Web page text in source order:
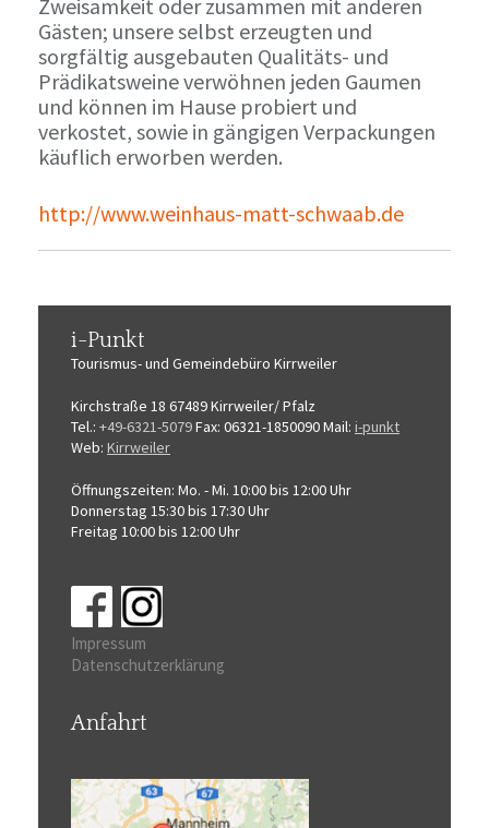
Zweisamkeit oder zusammen mit anderen
Gästen; unsere selbst erzeugten und
sorgfältig ausgebauten Qualitäts- und
Prädikatsweine verwöhnen jeden Gaumen
und können im Hause probiert und
verkostet, sowie in gängigen Verpackungen
käuflich erworben werden.
http://www.weinhaus-matt-schwaab.de
i-Punkt
Tourismus-und Gemeindebüro Kirrweiler
Kirchstraße 18 67489 Kirrweiler/ Pfalz
Tel.: +49-6321-5079Fax: 06321-1850090Mail: i-punkt
Web: Kirrweiler
Öffnungszeiten: Mo. - Mi. 10:00 bis 12:00 Uhr
Donnerstag 15:30 bis 17:30 Uhr
Freitag 10:00 bis 12:00 Uhr
Impressum
Datenschutzerklärung
Anfahrt